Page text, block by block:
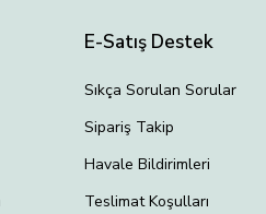
E-Satış Destek
Sıkça Sorulan Sorular
Sipariş Takip
Havale Bildirimleri
Teslimat Koşulları